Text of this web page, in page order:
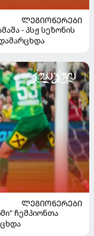
ᲚᲔᲒᲘᲝᲜᲔᲠᲔᲑᲘ
- პსჟ სეზონის
ᲚᲔᲒᲘᲝᲜᲔᲠᲔᲑᲘ
ჩემპიონთა